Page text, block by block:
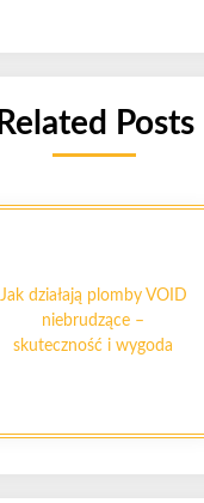
Related Posts
Jak działają plomby VOID
niebrudzące –
skuteczność i wygoda